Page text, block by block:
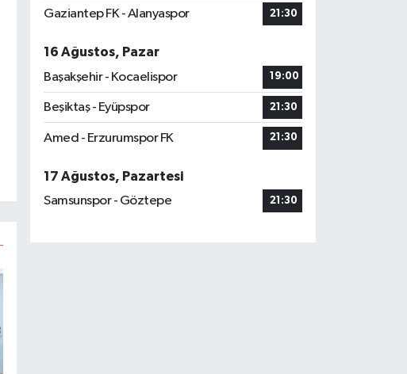
Gaziantep FK - Alanyaspor 21:30
16 Ağustos, Pazar
Başakşehir - Kocaelispor
19:00
Beşiktaş - Eyüpspor 21:30
Amed - Erzurumspor FK 21:30
17 Ağustos, Pazartesi
Samsunspor - Göztepe
21:30